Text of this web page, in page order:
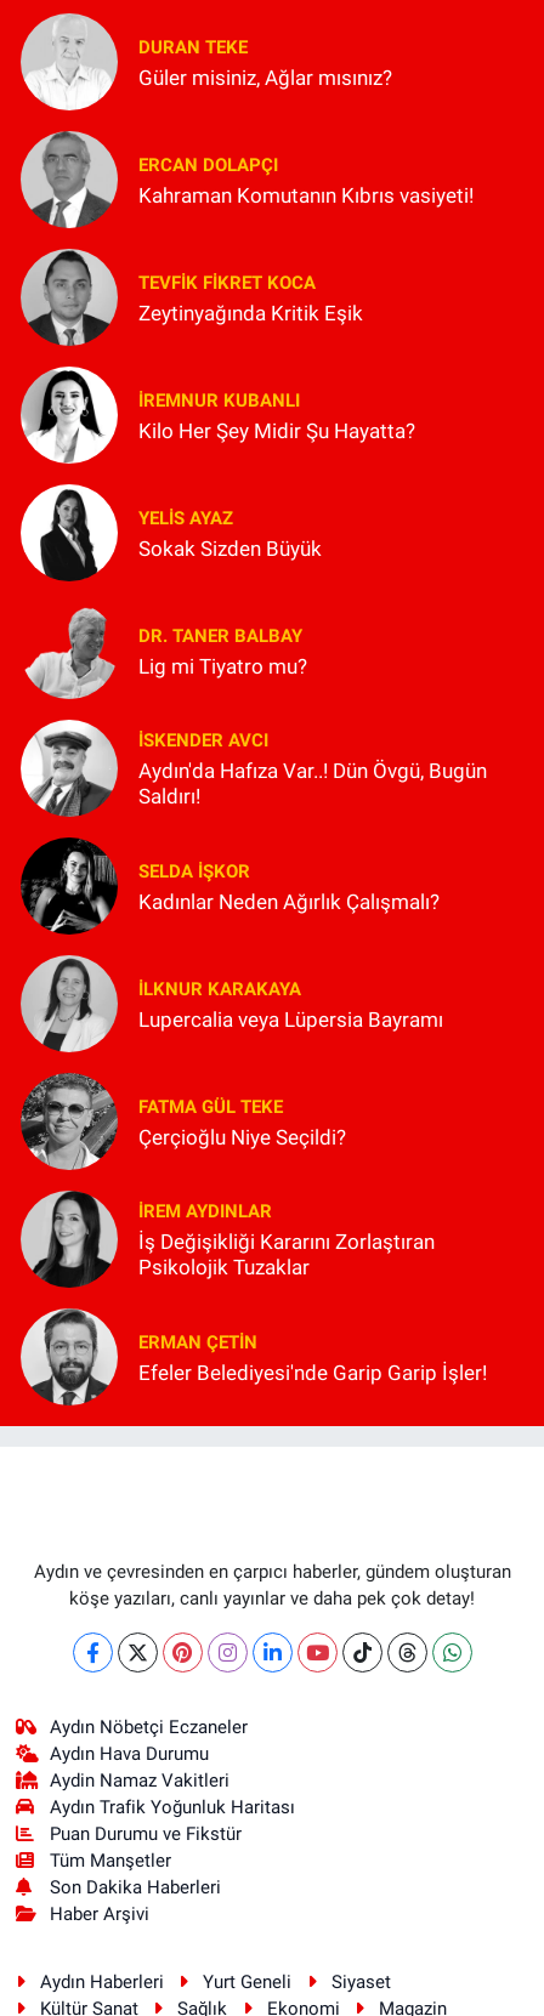
DURAN TEKE
Güler misiniz, Ağlar mısınız?
ERCAN DOLAPÇI
Kahraman Komutanın Kıbrıs vasiyeti!
TEVFIK FIKRET KOCA
Zeytinyağında Kritik Eşik
İREMNUR KUBANLI
Kilo Her Şey Midir Şu Hayatta?
YELIS AYAZ
Sokak Sizden Büyük
DR. TANER BALBAY
Lig mi Tiyatro mu?
İSKENDER AVCI
Aydın'da Hafıza Var..! Dün Övgü, Bugün
Saldırı!
SELDA İŞKOR
Kadınlar Neden Ağırlık Çalışmalı?
İLKNUR KARAKAYA
Lupercalia veya Lüpersia Bayramı
FATMA GÜL TEKE
Çerçioğlu Niye Seçildi?
İREM AYDINLAR
İş Değişikliği Kararını Zorlaştıran
Psikolojik Tuzaklar
ERMAN ÇETIN
Efeler Belediyesi'nde Garip Garip İşler!
Aydın ve çevresinden en çarpıcı haberler, gündem oluşturan
köşe yazıları, canlı yayınlar ve daha pek çok detay!
Aydın Nöbetçi Eczaneler
Aydın Hava Durumu
Aydin Namaz Vakitleri
Aydın Trafik Yoğunluk Haritası
Puan Durumu ve Fikstür
Tüm Manşetler
Son Dakika Haberleri
Haber Arşivi
Aydın Haberleri Yurt Geneli
Siyaset
Kültür Sanat
Sağlık Ekonomi Magazin